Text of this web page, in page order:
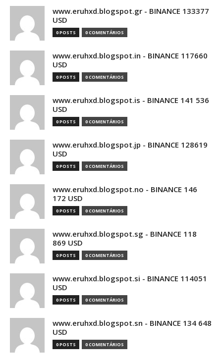
www.eruhxd.blogspot.gr - BINANCE 133377
USD
0 POSTS 0 COMENTÁRIOS
www.eruhxd.blogspot.in - BINANCE 117660
USD
0 POSTS 0 COMENTÁRIOS
www.eruhxd.blogspot.is - BINANCE 141 536
USD
0 POSTS 0 COMENTÁRIOS
www.eruhxd.blogspot.jp - BINANCE 128619
USD
0 POSTS 0 COMENTÁRIOS
www.eruhxd.blogspot.no - BINANCE 146
172 USD
0 POSTS 0 COMENTÁRIOS
www.eruhxd.blogspot.sg - BINANCE 118
869 USD
0 POSTS 0 COMENTÁRIOS
www.eruhxd.blogspot.si - BINANCE 114051
USD
0 POSTS 0 COMENTÁRIOS
www.eruhxd.blogspot.sn - BINANCE 134 648
USD
0 POSTS 0 COMENTÁRIOS